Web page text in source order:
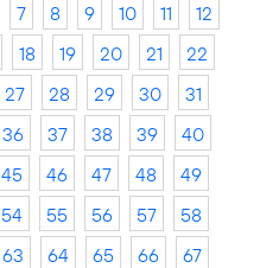
7 8 9 10 11
12
18 19 20 21
22
27 28 29 30
31
36 37 38 39
40
45 46 47 48
49
54 55 56 57
58
63 64 65 66
67